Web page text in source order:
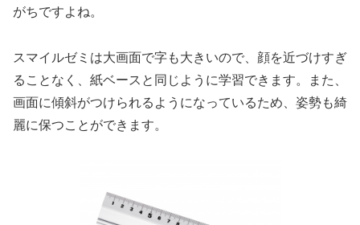
がちですよね。
スマイルゼミは大画面で字も大きいので、顔を近づけすぎ
ることなく、紙ベースと同じように学習できます。また、
画面に傾斜がつけられるようになっているため、姿勢も綺
麗に保つことができます。